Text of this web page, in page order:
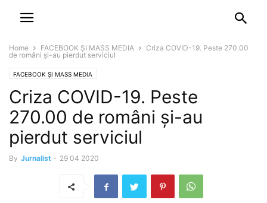
Home FACEBOOK ȘI MASS MEDIA
Criza COVID-19. Peste 270.00
de români și-au pierdut serviciul
FACEBOOK ȘI MASS MEDIA
Criza COVID-19. Peste
270.00 de români și-au
pierdut serviciul
By Jurnalist - 29 04 2020